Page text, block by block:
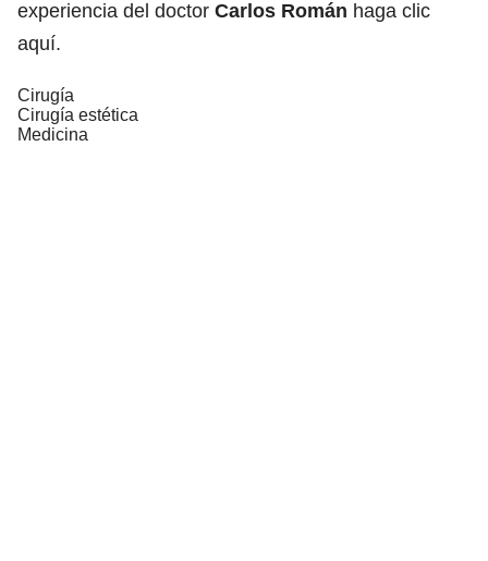
experiencia del doctor Carlos Román haga clic
aquí.
Cirugía
Cirugía estética
Medicina